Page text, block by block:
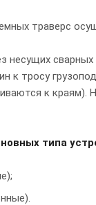
траверс
несущих
к тросу
к краям).
типа